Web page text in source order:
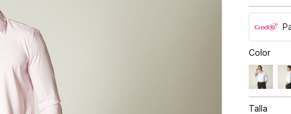
Color
Talla